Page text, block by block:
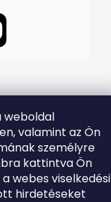
weboldal
valamint az Ön
személyre
kattintva Ön
webes viselkedési
hirdetéseket
jog fenntartva.